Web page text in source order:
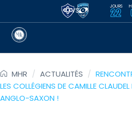
VS JOURS
22
MHR / ACTUALITÉS /
LES COLLÉGIENS DE CAMILLE
ANGLO-SAXON !